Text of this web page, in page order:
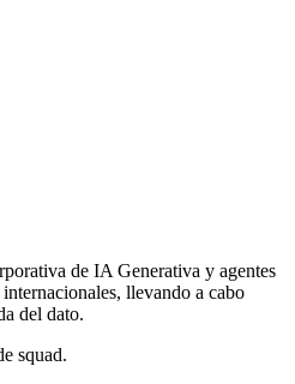
de IA Generativa y agentes
llevando a cabo
del dato.
squad.